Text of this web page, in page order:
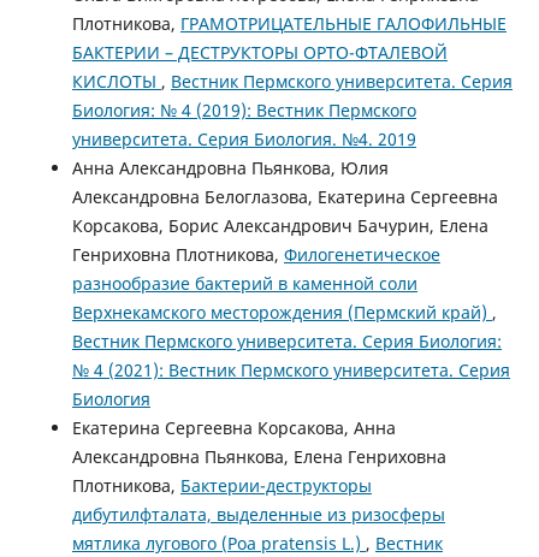
Плотникова, ГРАМОТРИЦАТЕЛЬНЫЕ ГАЛОФИЛЬНЫЕ
БАКТЕРИИ – ДЕСТРУКТОРЫ ОРТО-ФТАЛЕВОЙ
КИСЛОТЫ , Вестник Пермского университета. Серия
Биология: № 4 (2019): Вестник Пермского
университета. Серия Биология. №4. 2019
Анна Александровна Пьянкова, Юлия
Александровна Белоглазова, Екатерина Сергеевна
Корсакова, Борис Александрович Бачурин, Елена
Генриховна Плотникова, Филогенетическое
разнообразие бактерий в каменной соли
Верхнекамского месторождения (Пермский край) ,
Вестник Пермского университета. Серия Биология:
№ 4 (2021): Вестник Пермского университета. Серия
Биология
Екатерина Сергеевна Корсакова, Анна
Александровна Пьянкова, Елена Генриховна
Плотникова, Бактерии-деструкторы
дибутилфталата, выделенные из ризосферы
мятлика лугового (Poa pratensis L.) , Вестник